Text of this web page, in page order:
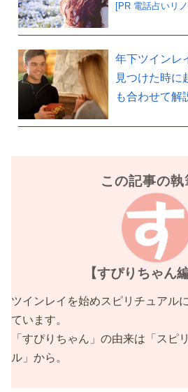
[PR 電話占いリ
年下ツインレ
見つけた時に
も合わせて解
この記事の執
【すぴりちゃん
ツインレイを始めスピリチュアル
ています。
「すぴりちゃん」の由来は「スピ
ル」から。